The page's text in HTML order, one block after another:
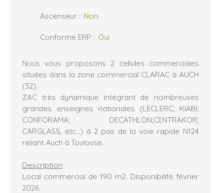
Ascenseur : Non
Conforme ERP : Oui
Nous vous proposons 2 cellules commerciales
situées dans la zone commercial CLARAC à AUCH
(32).
ZAC très dynamique intégrant de nombreuses
grandes enseignes nationales (LECLERC; KIABI;
CONFORAMA; DECATHLON;CENTRAKOR;
CARGLASS, etc...) à 2 pas de la voie rapide N124
reliant Auch à Toulouse.
Description
Local commercial de 190 m2. Disponibilité février
2026.